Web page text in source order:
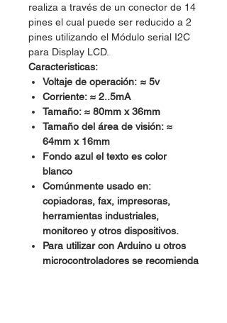
realiza a través de un conector de 14
pines el cual puede ser reducido a 2
pines utilizando el Módulo serial I2C
para Display LCD.
Caracteristicas:
Voltaje de operación: ≈ 5v
Corriente: ≈ 2..5mA
Tamaño: ≈ 80mm x 36mm
Tamaño del área de visión: ≈
64mm x 16mm
Fondo azul el texto es color
blanco
Comúnmente usado en:
copiadoras, fax, impresoras,
herramientas industriales,
monitoreo y otros dispositivos.
Para utilizar con Arduino u otros
microcontroladores se recomienda